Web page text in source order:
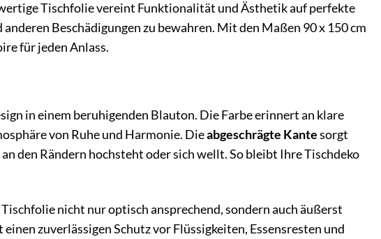
Tischfolie vereint Funktionalität und Ästhetik auf perfekte
Beschädigungen zu bewahren. Mit den Maßen 90 x 150 cm
für jeden Anlass.
in einem beruhigenden Blauton. Die Farbe erinnert an klare
von Ruhe und Harmonie. Dieabgeschrägte Kantesorgt
den Rändern hochsteht oder sich wellt. So bleibt Ihre Tischdeko
nicht nur optisch ansprechend, sondern auch äußerst
zuverlässigen Schutz vor Flüssigkeiten, Essensresten und